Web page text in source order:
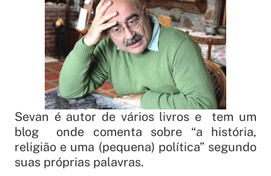
Sevan é autor de vários livros e tem um
blog onde comenta sobre “a história,
religião e uma (pequena) política” segundo
suas próprias palavras.